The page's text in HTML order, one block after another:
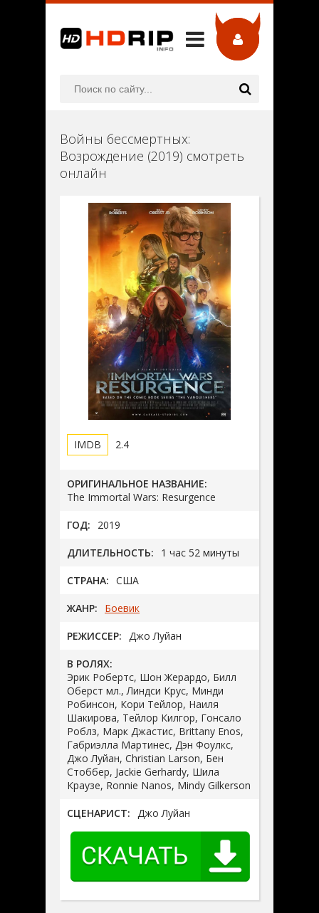
Войны бессмертных:
Возрождение (2019) смотреть
онлайн
2.4
ОРИГИНАЛЬНОЕ НАЗВАНИЕ:
The Immortal Wars: Resurgence
ГОД: 2019
ДЛИТЕЛЬНОСТЬ: 1 час 52 минуты
СТРАНА: США
ЖАНР: Боевик
РЕЖИССЕР: Джо Луйан
В РОЛЯХ:
Эрик Робертс, Шон Жерардо, Билл
Оберст мл., Линдси Крус, Минди
Робинсон, Кори Тейлор, Наиля
Шакирова, Тейлор Килгор, Гонсало
Роблз, Марк Джастис, Brittany Enos,
Габриэлла Мартинес, Дэн Фоулкс,
Джо Луйан, Christian Larson, Бен
Стоббер, Jackie Gerhardy, Шила
Краузе, Ronnie Nanos, Mindy Gilkerson
СЦЕНАРИСТ: Джо Луйан